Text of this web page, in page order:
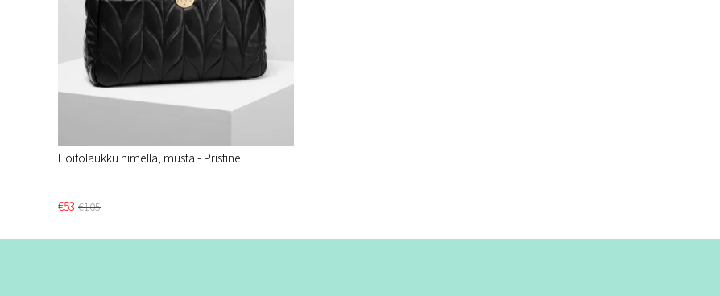
Hoitolaukku nimellä, musta - Pristine​
€53 €105